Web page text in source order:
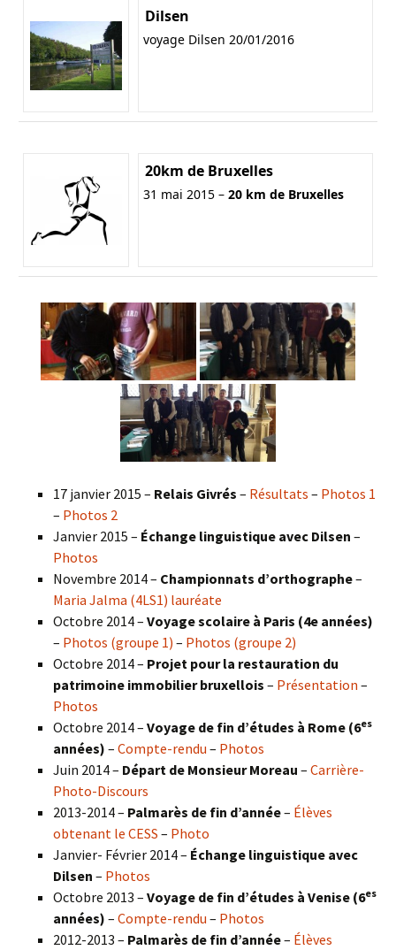
Dilsen
voyage Dilsen 20/01/2016
20km de Bruxelles
31 mai 2015 – 20 km de Bruxelles
17 janvier 2015 – Relais Givrés – Résultats – Photos 1
– Photos 2
Janvier 2015 – Échange linguistique avec Dilsen –
Photos
Novembre 2014 – Championnats d’orthographe–
Maria Jalma (4LS1) lauréate
Octobre 2014 – Voyage scolaire à Paris (4e années)
– Photos (groupe 1) – Photos (groupe 2)
Octobre 2014 – Projet pour la restauration du
patrimoine immobilier bruxellois – Présentation –
Photos
Octobre 2014 – Voyage de fin d’études à Rome (6es
années) – Compte-rendu – Photos
Juin 2014 – Départ de Monsieur Moreau – Carrière-
Photo-Discours
2013-2014 – Palmarès de fin d’année– Élèves
obtenant le CESS – Photo
Janvier- Février 2014 – Échange linguistique avec
Dilsen – Photos
Octobre 2013 – Voyage de fin d’études à Venise (6es
années) – Compte-rendu – Photos
2012-2013 – Palmarès de fin d’année– Élèves